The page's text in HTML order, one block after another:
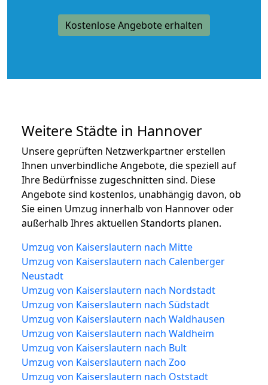
Kostenlose Angebote erhalten
Weitere Städte in Hannover
Unsere geprüften Netzwerkpartner erstellen
Ihnen unverbindliche Angebote, die speziell auf
Ihre Bedürfnisse zugeschnitten sind. Diese
Angebote sind kostenlos, unabhängig davon, ob
Sie einen Umzug innerhalb von Hannover oder
außerhalb Ihres aktuellen Standorts planen.
Umzug von Kaiserslautern nach Mitte
Umzug von Kaiserslautern nach Calenberger
Neustadt
Umzug von Kaiserslautern nach Nordstadt
Umzug von Kaiserslautern nach Südstadt
Umzug von Kaiserslautern nach Waldhausen
Umzug von Kaiserslautern nach Waldheim
Umzug von Kaiserslautern nach Bult
Umzug von Kaiserslautern nach Zoo
Umzug von Kaiserslautern nach Oststadt